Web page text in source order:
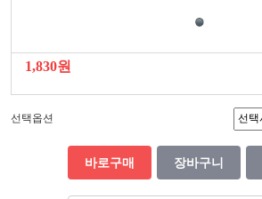
1,830원
선택옵션
바로구매 장바구니